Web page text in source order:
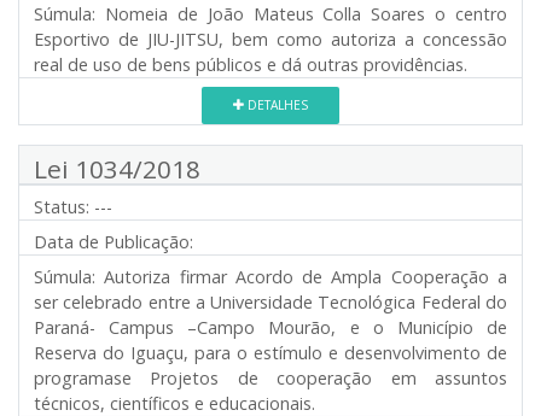
Súmula: Nomeia de João Mateus Colla Soares o centro
Esportivo de JIU-JITSU, bem como autoriza a concessão
real de uso de bens públicos e dá outras providências.
DETALHES
Lei 1034/2018
Status: ---
Data de Publicação:
Súmula: Autoriza firmar Acordo de Ampla Cooperação a
ser celebrado entre a Universidade Tecnológica Federal do
Paraná- Campus –Campo Mourão, e o Município de
Reserva do Iguaçu, para o estímulo e desenvolvimento de
programase Projetos de cooperação em assuntos
técnicos, científicos e educacionais.